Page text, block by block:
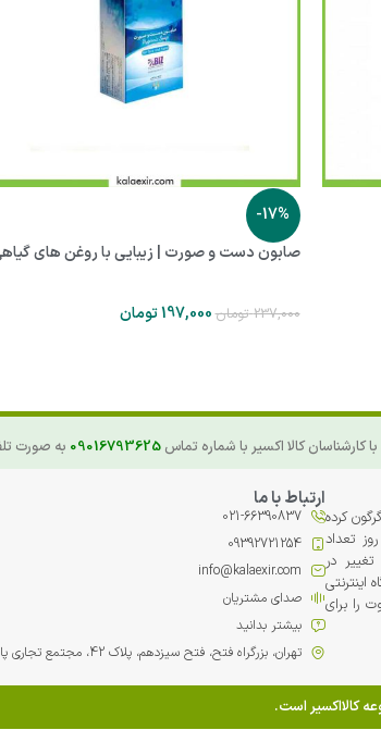
-17%
صابون دست و صورت | زیبایی با روغن های
237,000 تومان197,000تومان
کارشناسان کالا اکسیر با شماره تماس 09016793625 به صورت
کرده
تعداد
در
را برای
ارتباط با ما
021-66390837
09392721254
info@kalaexir.com
صدای مشتریان
بیشتر بدانید
تهران، بزرگراه فتح، فتح سیزدهم، پلاک 42، مجتمع تجاري پایتخت
کالااکسیر است.